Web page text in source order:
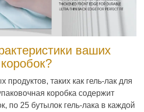
ваших
продуктов, таких как гель-лак для
коробка содержит
по 25 бутылок гель-лака в каждой